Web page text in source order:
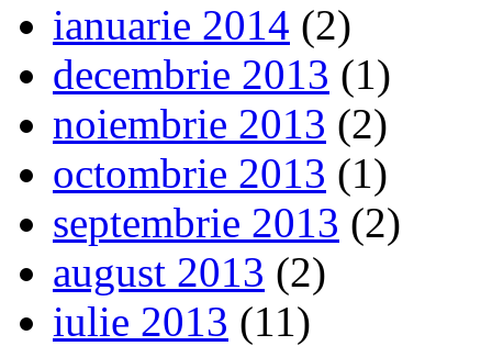
ianuarie 2014 (2)
decembrie 2013 (1)
noiembrie 2013 (2)
octombrie 2013 (1)
septembrie 2013 (2)
august 2013 (2)
iulie 2013 (11)